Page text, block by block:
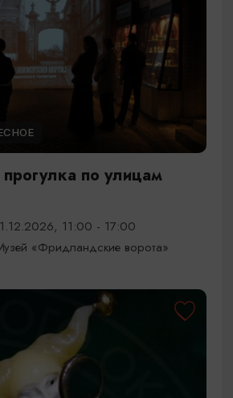
по улицам
11:00 - 17:00
«Фридландские ворота»